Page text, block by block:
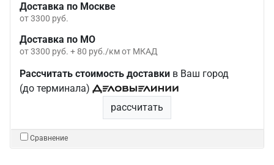
Доставка по Москве
от 3300 руб.
Доставка по МО
от 3300 руб. + 80 руб./км от МКАД
Рассчитать стоимость доставки в Ваш город
(до терминала)
рассчитать
Сравнение